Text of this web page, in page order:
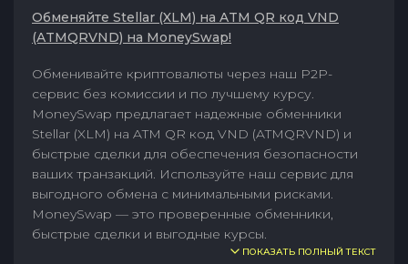
Обменяйте Stellar (XLM) на ATM QR код VND
(ATMQRVND) на MoneySwap!
Обменивайте криптовалюты через наш P2P-
сервис без комиссии и по лучшему курсу.
MoneySwap предлагает надежные обменники
Stellar (XLM) на ATM QR код VND (ATMQRVND) и
быстрые сделки для обеспечения безопасности
ваших транзакций. Используйте наш сервис для
выгодного обмена с минимальными рисками.
MoneySwap — это проверенные обменники,
быстрые сделки и выгодные курсы.
ПОКАЗАТЬ ПОЛНЫЙ ТЕКСТ